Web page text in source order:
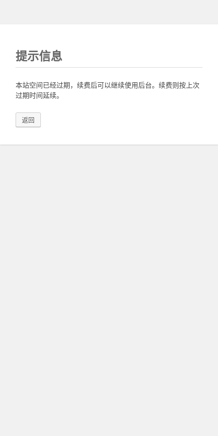
提示信息
本站空间已经过期，续费后可以继续使用后台。续费则按上次
过期时间延续。
返回